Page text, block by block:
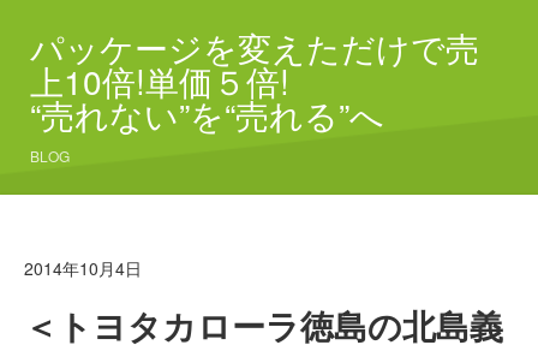
パッケージを変えただけで売
上10倍!単価５倍!
“売れない”を“売れる”へ
BLOG
2014年10月4日
＜トヨタカローラ徳島の北島義